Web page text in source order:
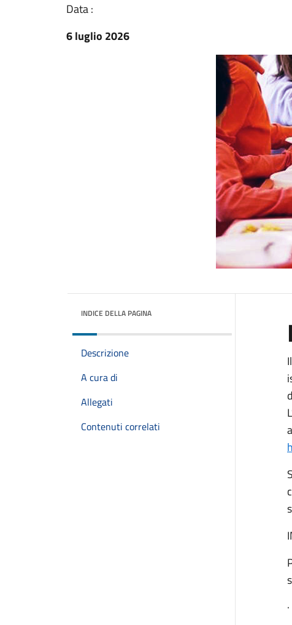
Data :
6 luglio 2026
INDICE DELLA PAGINA
Descrizione
A cura di
Allegati
Contenuti correlati